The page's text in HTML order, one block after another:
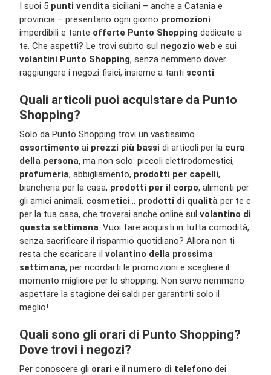
I suoi 5 punti vendita siciliani – anche a Catania e
provincia – presentano ogni giorno promozioni
imperdibili e tante offerte Punto Shopping dedicate a
te. Che aspetti? Le trovi subito sul negozio web e sui
volantini Punto Shopping, senza nemmeno dover
raggiungere i negozi fisici, insieme a tanti sconti.
Quali articoli puoi acquistare da Punto
Shopping?
Solo da Punto Shopping trovi un vastissimo
assortimento ai prezzi più bassi di articoli per la cura
della persona, ma non solo: piccoli elettrodomestici,
profumeria, abbigliamento, prodotti per capelli,
biancheria per la casa, prodotti per il corpo, alimenti per
gli amici animali, cosmetici… prodotti di qualità per te e
per la tua casa, che troverai anche online sul volantino di
questa settimana. Vuoi fare acquisti in tutta comodità,
senza sacrificare il risparmio quotidiano? Allora non ti
resta che scaricare il volantino della prossima
settimana, per ricordarti le promozioni e scegliere il
momento migliore per lo shopping. Non serve nemmeno
aspettare la stagione dei saldi per garantirti solo il
meglio!
Quali sono gli orari di Punto Shopping?
Dove trovi i negozi?
Per conoscere gli orari e il numero di telefono dei